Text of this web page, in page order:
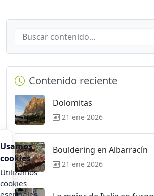
Contenido reciente
Dolomitas
21 ene 2026
Bouldering en Albarracín
21 ene 2026
Usamos
cookies
Utilizamos
cookies